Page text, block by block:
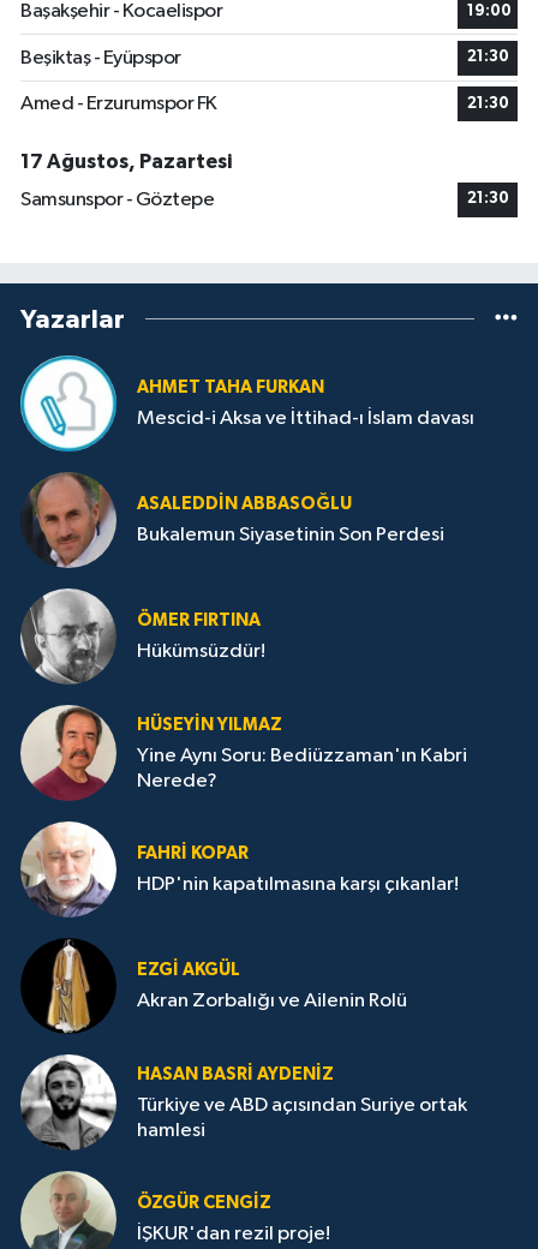
Başakşehir - Kocaelispor
19:00
Beşiktaş - Eyüpspor 21:30
Amed - Erzurumspor FK 21:30
17 Ağustos, Pazartesi
Samsunspor - Göztepe
21:30
Yazarlar
AHMET TAHA FURKAN
Mescid-i Aksa ve İttihad-ı İslam davası
ASALEDDIN ABBASOĞLU
Bukalemun Siyasetinin Son Perdesi
ÖMER FIRTINA
Hükümsüzdür!
HÜSEYIN YILMAZ
Yine Aynı Soru: Bediüzzaman'ın Kabri
Nerede?
FAHRI KOPAR
HDP'nin kapatılmasına karşı çıkanlar!
EZGI AKGÜL
Akran Zorbalığı ve Ailenin Rolü
HASAN BASRI AYDENIZ
Türkiye ve ABD açısından Suriye ortak
hamlesi
ÖZGÜR CENGIZ
İŞKUR'dan rezil proje!